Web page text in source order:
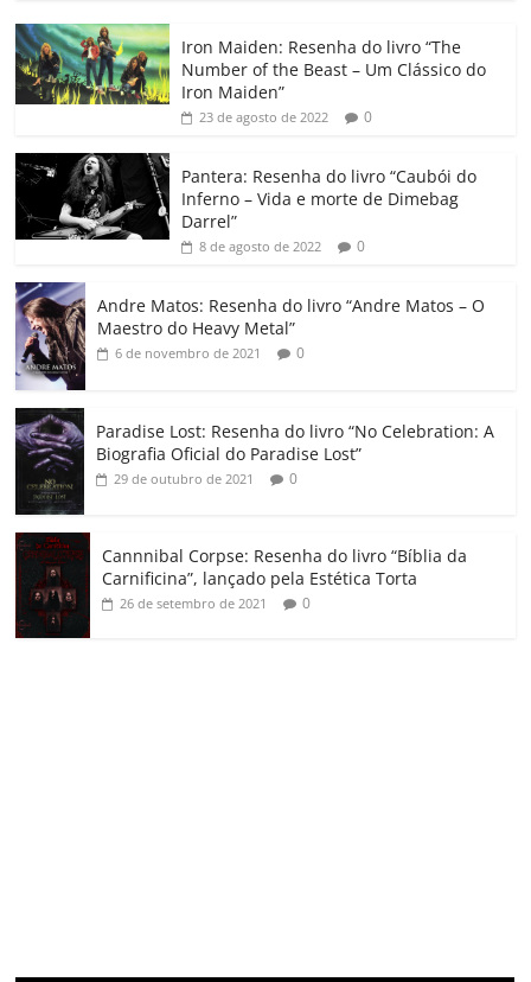
c
e
b
o
o
k
itt
er
at
s
A
p
e
dI
gl
e
Cl
a
ss
ro
o
p
y
Li
k
m
p
h
ar
Iron Maiden: Resenha do livro “The
Number of the Beast – Um Clássico do
Iron Maiden”
23 de agosto de 2022 0
Pantera: Resenha do livro “Caubói do
Inferno – Vida e morte de Dimebag
Darrel”
8 de agosto de 2022 0
Andre Matos: Resenha do livro “Andre Matos – O
Maestro do Heavy Metal”
6 de novembro de 2021 0
Paradise Lost: Resenha do livro “No Celebration: A
Biografia Oficial do Paradise Lost”
29 de outubro de 2021 0
Cannnibal Corpse: Resenha do livro “Bíblia da
Carnificina”, lançado pela Estética Torta
26 de setembro de 2021 0